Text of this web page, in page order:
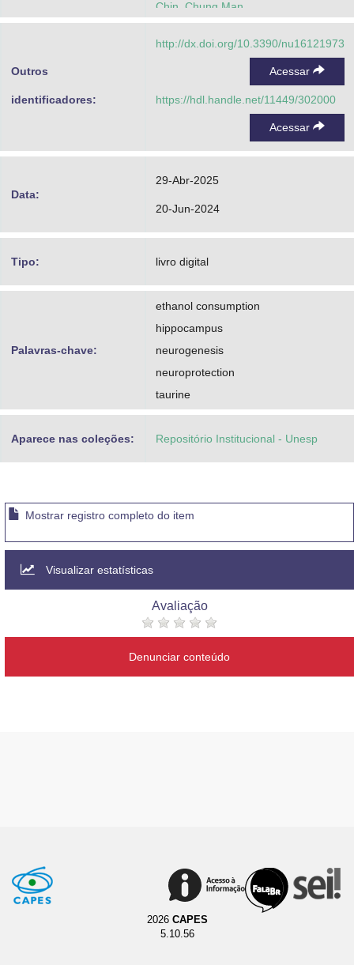
Chin, Chung Man
Outros
identificadores:
http://dx.doi.org/10.3390/nu16121973
Acessar
https://hdl.handle.net/11449/302000
Acessar
Data:
29-Abr-2025
20-Jun-2024
Tipo: livro digital
Palavras-chave:
ethanol consumption
hippocampus
neurogenesis
neuroprotection
taurine
Aparece nas coleções: Repositório Institucional - Unesp
Mostrar registro completo do item
Visualizar estatísticas
Avaliação
Denunciar conteúdo
2026 CAPES
5.10.56